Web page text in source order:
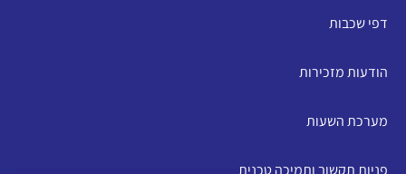
דפי שכבות
הודעות מזכירות
מערכת השעות
פניות תקשוב ותמיכה טכנית